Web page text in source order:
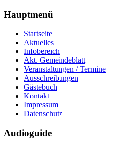
Hauptmenü
Startseite
Aktuelles
Infobereich
Akt. Gemeindeblatt
Veranstaltungen / Termine
Ausschreibungen
Gästebuch
Kontakt
Impressum
Datenschutz
Audioguide